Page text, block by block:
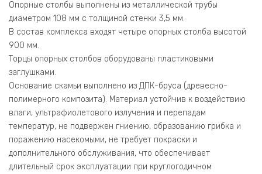
Опорные столбы выполнены из металлической трубы
диаметром 108 мм с толщиной стенки 3,5 мм.
В состав комплекса входят четыре опорных столба высотой
900 мм.
Торцы опорных столбов оборудованы пластиковыми
заглушками.
Основание скамьи выполнено из ДПК-бруса (древесно-
полимерного композита). Материал устойчив к воздействию
влаги, ультрафиолетового излучения и перепадам
температур, не подвержен гниению, образованию грибка и
поражению насекомыми, не требует покраски и
дополнительного обслуживания, что обеспечивает
длительный срок эксплуатации при круглогодичном